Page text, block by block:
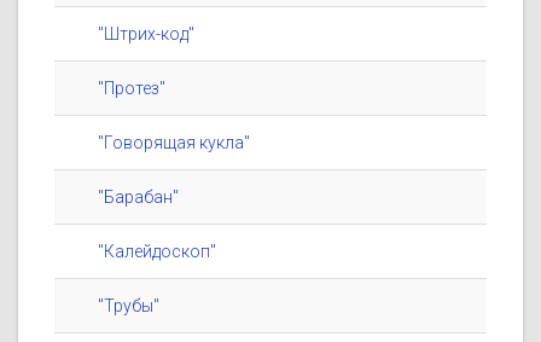
"Штрих-код"
"Протез"
"Говорящая кукла"
"Барабан"
"Калейдоскоп"
"Трубы"